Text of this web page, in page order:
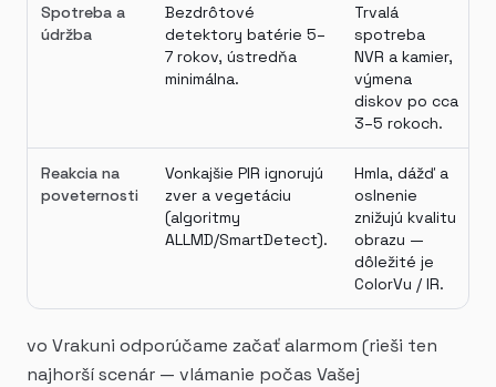
Spotreba a
údržba
Bezdrôtové
detektory batérie 5–
7 rokov, ústredňa
minimálna.
Trvalá
spotreba
NVR a kamier,
výmena
diskov po cca
3–5 rokoch.
Reakcia na
poveternosti
Vonkajšie PIR ignorujú
zver a vegetáciu
(algoritmy
ALLMD/SmartDetect).
Hmla, dážď a
oslnenie
znižujú kvalitu
obrazu —
dôležité je
ColorVu / IR.
vo Vrakuni odporúčame začať alarmom (rieši ten
najhorší scenár — vlámanie počas Vašej